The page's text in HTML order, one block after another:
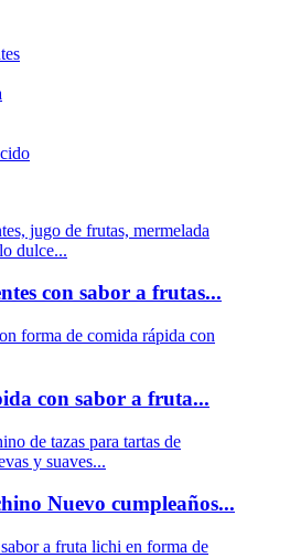
con sabor a frutas...
con sabor a fruta...
Nuevo cumpleaños...